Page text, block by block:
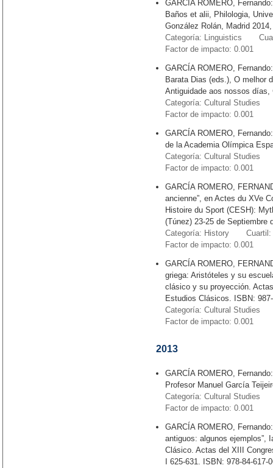
GARCÍA ROMERO,
Baños et alii, Philologia,
González Rolán, Madrid
Categoría: Linguistics
Factor de impacto: 0.001
GARCÍA ROMERO,
Barata Dias (eds.), O melhor
Antiguidade aos nossos días,
Categoría: Cultural Studies
Factor de impacto: 0.001
GARCÍA ROMERO,
de la Academia Olímpica
Categoría: Cultural Studies
Factor de impacto: 0.001
GARCÍA ROMERO,
ancienne”, en Actes du XVe
Histoire du Sport (CESH):
(Túnez) 23-25 de Septiembre
Categoría: History Cuartil:
Factor de impacto: 0.001
GARCÍA ROMERO,
griega: Aristóteles y su
clásico y su proyección.
Estudios Clásicos. ISBN:
Categoría: Cultural Studies
Factor de impacto: 0.001
2013
GARCÍA ROMERO,
Profesor Manuel García
Categoría: Cultural Studies
Factor de impacto: 0.001
GARCÍA ROMERO,
antiguos: algunos ejemplos”,
Clásico. Actas del XIII
I 625-631. ISBN: 978-84-617-